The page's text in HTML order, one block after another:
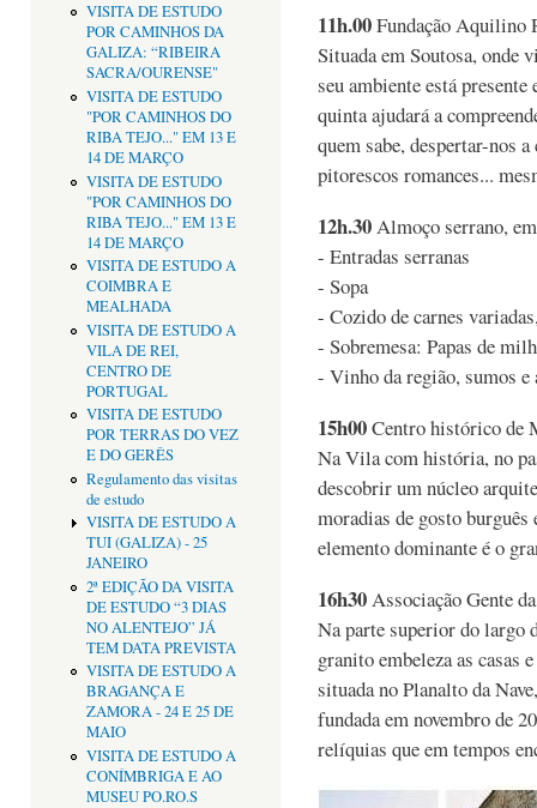
VISITA DE ESTUDO
POR CAMINHOS DA
GALIZA: “RIBEIRA
SACRA/OURENSE"
VISITA DE ESTUDO
"POR CAMINHOS DO
RIBA TEJO..." EM 13 E
14 DE MARÇO
VISITA DE ESTUDO
"POR CAMINHOS DO
RIBA TEJO..." EM 13 E
14 DE MARÇO
VISITA DE ESTUDO A
COIMBRA E
MEALHADA
VISITA DE ESTUDO A
VILA DE REI,
CENTRO DE
PORTUGAL
VISITA DE ESTUDO
POR TERRAS DO VEZ
E DO GERÊS
Regulamento das visitas
de estudo
VISITA DE ESTUDO A
TUI (GALIZA) - 25
JANEIRO
2ª EDIÇÃO DA VISITA
DE ESTUDO “3 DIAS
NO ALENTEJO” JÁ
TEM DATA PREVISTA
VISITA DE ESTUDO A
BRAGANÇA E
ZAMORA - 24 E 25 DE
MAIO
VISITA DE ESTUDO A
CONÍMBRIGA E AO
MUSEU PO.RO.S
11h.00Fundação Aquilino
Situada em Soutosa, onde
seu ambiente está
quinta ajudará a
quem sabe, despertar-nos
pitorescos romances...
12h.30Almoço serrano,
- Entradas serranas
- Sopa
- Cozido de carnes
- Sobremesa: Papas de
- Vinho da região, sumos e
15h00Centro histórico de
Na Vila com história, no
descobrir um núcleo
moradias de gosto
elemento dominante é o
16h30Associação Gente
Na parte superior do largo
granito embeleza as casas
situada no Planalto da
fundada em novembro de
relíquias que em tempos